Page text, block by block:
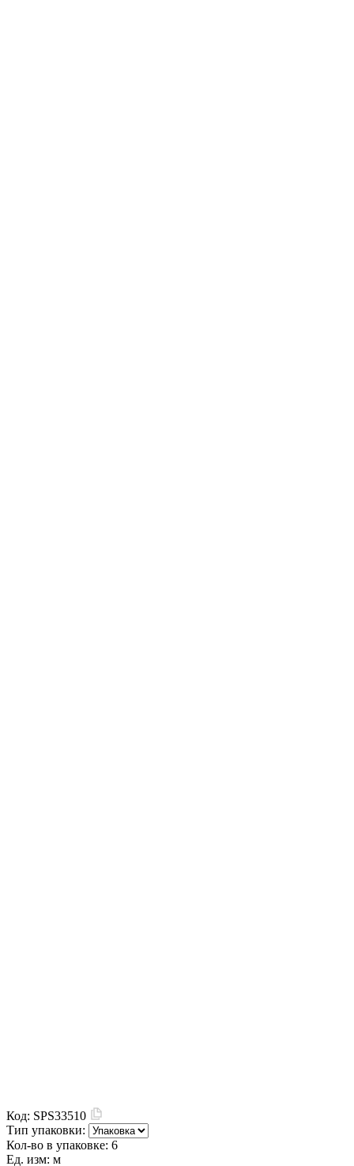
Код: SPS33510
Тип упаковки:
Кол-во в упаковке: 6
Ед. изм: м